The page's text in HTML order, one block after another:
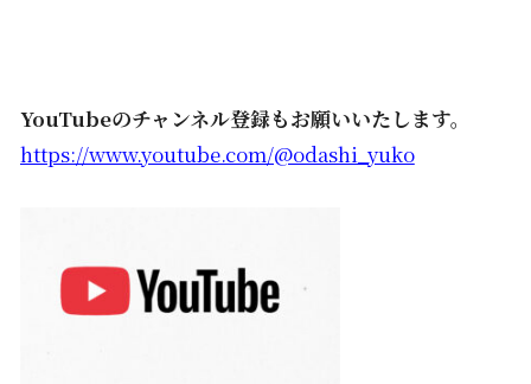
YouTubeのチャンネル登録もお願いいたします。
https://www.youtube.com/@odashi_yuko